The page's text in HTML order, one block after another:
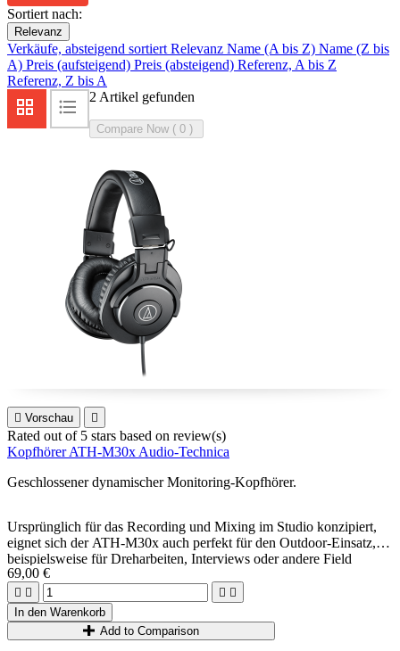
Sortiert nach:
Relevanz
Verkäufe, absteigend sortiert Relevanz Name (A bis Z) Name (Z bis
A) Preis (aufsteigend) Preis (absteigend) Referenz, A bis Z
Referenz, Z bis A
2 Artikel gefunden
Compare Now ( 0
 Vorschau 
Rated out of 5 stars based on review(s)
Kopfhörer ATH-M30x Audio-Technica
Geschlossener dynamischer Monitoring-Kopfhörer.
Ursprünglich für das Recording und Mixing im Studio konzipiert,
eignet sich der ATH-M30x auch perfekt für den Outdoor-Einsatz,
beispielsweise für Dreharbeiten, Interviews oder andere Field
Recordings.
69,00 €
   
In den Warenkorb
Add to Comparison